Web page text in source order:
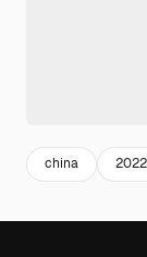
china 2022